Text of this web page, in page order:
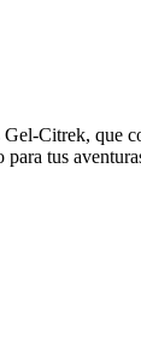
Citrek, que
tus